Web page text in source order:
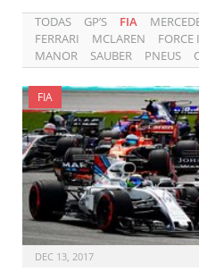
TODAS GP’S FIA
FERRARI
MCLAREN
MANOR
SAUBER PNEUS
FIA
DEC 13, 2017